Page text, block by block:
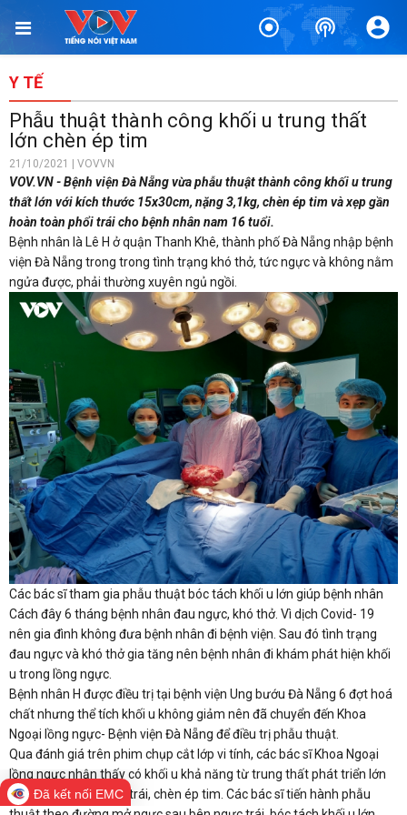
Y TẾ
Phẫu thuật thành công khối u trung thất
lớn chèn ép tim
21/10/2021 | VOVVN
VOV.VN - Bệnh viện Đà Nẵng vừa phẫu thuật thành công khối u trung
thất lớn với kích thước 15x30cm, nặng 3,1kg, chèn ép tim và xẹp gần
hoàn toàn phổi trái cho bệnh nhân nam 16 tuổi.
Bệnh nhân là Lê H ở quận Thanh Khê, thành phố Đà Nẵng nhập bệnh
viện Đà Nẵng trong trong tình trạng khó thở, tức ngực và không nằm
ngửa được, phải thường xuyên ngủ ngồi.
Các bác sĩ tham gia phẫu thuật bóc tách khối u lớn giúp bệnh nhân
Cách đây 6 tháng bệnh nhân đau ngực, khó thở. Vì dịch Covid- 19
nên gia đình không đưa bệnh nhân đi bệnh viện. Sau đó tình trạng
đau ngực và khó thở gia tăng nên bệnh nhân đi khám phát hiện khối
u trong lồng ngực.
Bệnh nhân H được điều trị tại bệnh viện Ung bướu Đà Nẵng 6 đợt hoá
chất nhưng thể tích khối u không giảm nên đã chuyển đến Khoa
Ngoại lồng ngực- Bệnh viện Đà Nẵng để điều trị phẫu thuật.
Qua đánh giá trên phim chụp cắt lớp vi tính, các bác sĩ Khoa Ngoại
lồng ngực nhận thấy có khối u khả năng từ trung thất phát triển lớn
về khoang lồng ngực trái, chèn ép tim. Các bác sĩ tiến hành phẫu
Đã kết nối EMC